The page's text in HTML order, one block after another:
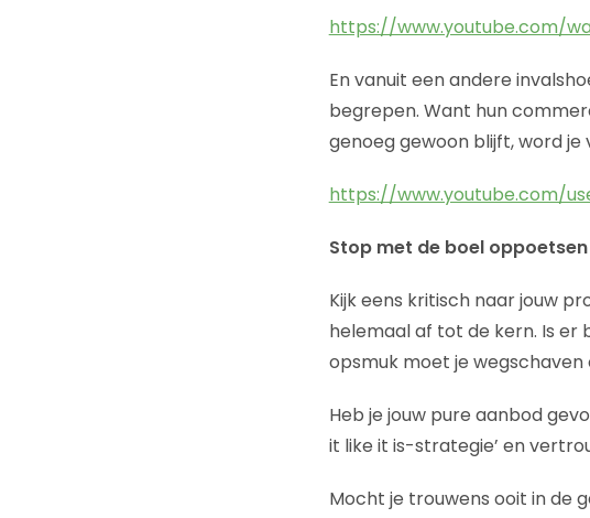
https://www.youtube.com/
En vanuit een andere
begrepen. Want hun
genoeg gewoon blijft, word je
https://www.youtube.com/
Stop met de boel oppoetsen
Kijk eens kritisch naar jouw
helemaal af tot de kern. Is er
opsmuk moet je
Heb je jouw pure aanbod
it like it is-strategie’ en
Mocht je trouwens ooit in de